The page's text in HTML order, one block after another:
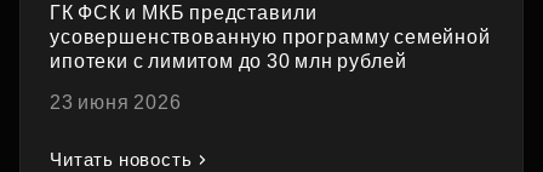
ГК ФСК и МКБ представили
усовершенствованную программу семейной
ипотеки с лимитом до 30 млн рублей
23 июня 2026
Читать новость